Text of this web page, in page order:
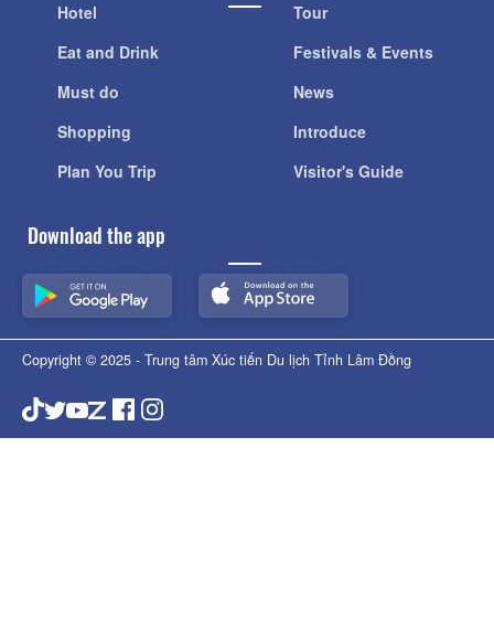
Hotel
Eat and Drink
Must do
Shopping
Plan You Trip
Tour
Festivals & Events
News
Introduce
Visitor's Guide
Download the app
Copyright © 2025 - Trung tâm Xúc tiến Du lịch Tỉnh Lâm Đồng